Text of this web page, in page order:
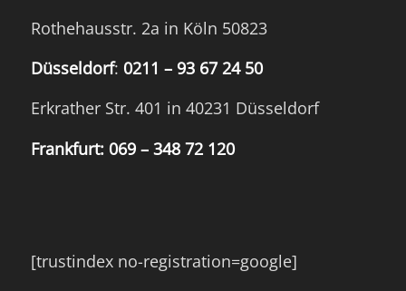
Rothehausstr. 2a in Köln 50823
Düsseldorf: 0211 – 93 67 24 50
Erkrather Str. 401 in 40231 Düsseldorf
Frankfurt: 069 – 348 72 120
[trustindex no-registration=google]